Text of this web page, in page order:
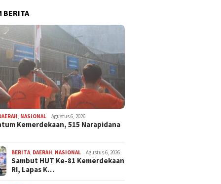
Nasomal
Presiden
Perintahkan Polri
Soroti Dugaan
Batu Bara
Polres Probolinggo
Terjunkan Personel Bantu
BERITA
NASIONAL Agustus 6, 2026
Kemerdekaan, 515 Narapidana
BERITA DAERAH NASIONAL Agustus 6, 2026
Sambut HUT Ke-81 Kemerdekaan
RI, Lapas K…